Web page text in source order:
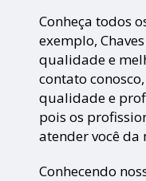
Conheça todos
exemplo,
qualidade e
contato
qualidade e
pois os
atender você da
Conhecendo